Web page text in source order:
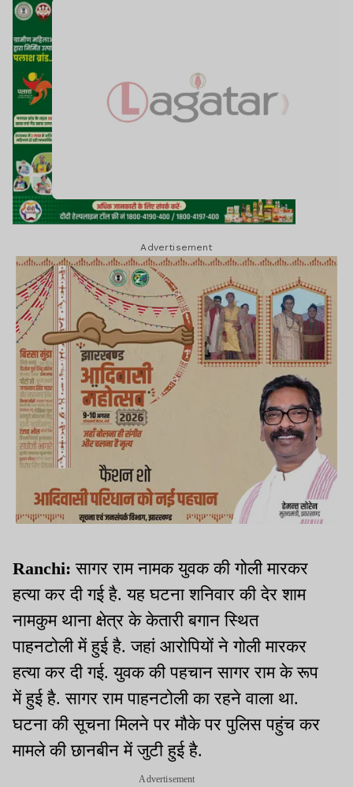
Advertisement
Ranchi: सागर राम नामक युवक की गोली मारकर
हत्या कर दी गई है. यह घटना शनिवार की देर शाम
नामकुम थाना क्षेत्र के केतारी बगान स्थित
पाहनटोली में हुई है. जहां आरोपियों ने गोली मारकर
हत्या कर दी गई. युवक की पहचान सागर राम के रूप
में हुई है. सागर राम पाहनटोली का रहने वाला था.
घटना की सूचना मिलने पर मौके पर पुलिस पहुंच कर
मामले की छानबीन में जुटी हुई है.
Advertisement